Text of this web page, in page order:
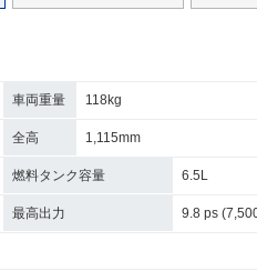
車両重量 118kg
全高 1,115mm
燃料タンク容量 6.5L
最高出力 9.8 ps